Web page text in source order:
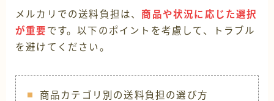
メルカリでの送料負担は、 商品や状況に応じた選択
が重要 です。以下のポイントを考慮して、トラブル
を避けてください。
商品カテゴリ別の送料負担の選び方